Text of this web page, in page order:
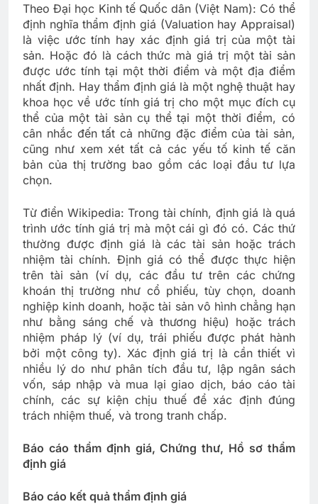
Theo Đại học Kinh tế Quốc dân (Việt Nam): Có thể
định nghĩa thẩm định giá (Valuation hay Appraisal)
là việc ước tính hay xác định giá trị của một tài
sản. Hoặc đó là cách thức mà giá trị một tài sản
được ước tính tại một thời điểm và một địa điểm
nhất định. Hay thẩm định giá là một nghệ thuật hay
khoa học về ước tính giá trị cho một mục đích cụ
thể của một tài sản cụ thể tại một thời điểm, có
cân nhắc đến tất cả những đặc điểm của tài sản,
cũng như xem xét tất cả các yếu tố kinh tế căn
bản của thị trường bao gồm các loại đầu tư lựa
chọn.
Từ điển Wikipedia: Trong tài chính, định giá là quá
trình ước tính giá trị mà một cái gì đó có. Các thứ
thường được định giá là các tài sản hoặc trách
nhiệm tài chính. Định giá có thể được thực hiện
trên tài sản (ví dụ, các đầu tư trên các chứng
khoán thị trường như cổ phiếu, tùy chọn, doanh
nghiệp kinh doanh, hoặc tài sản vô hình chẳng hạn
như bằng sáng chế và thương hiệu) hoặc trách
nhiệm pháp lý (ví dụ, trái phiếu được phát hành
bởi một công ty). Xác định giá trị là cần thiết vì
nhiều lý do như phân tích đầu tư, lập ngân sách
vốn, sáp nhập và mua lại giao dịch, báo cáo tài
chính, các sự kiện chịu thuế để xác định đúng
trách nhiệm thuế, và trong tranh chấp.
Báo cáo thẩm định giá, Chứng thư, Hồ sơ thẩm
định giá
Báo cáo kết quả thẩm định giá